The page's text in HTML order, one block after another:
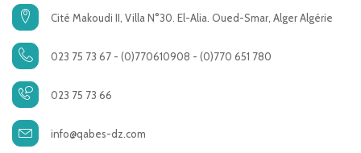
Cité Makoudi II, Villa N°30. El-Alia. Oued-Smar, Alger Algérie
023 75 73 67 - (0)770610908 - (0)770 651 780
023 75 73 66
info@qabes-dz.com